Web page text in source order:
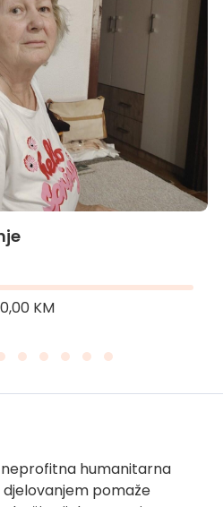
KM
neprofitna humanitarna
pomaže